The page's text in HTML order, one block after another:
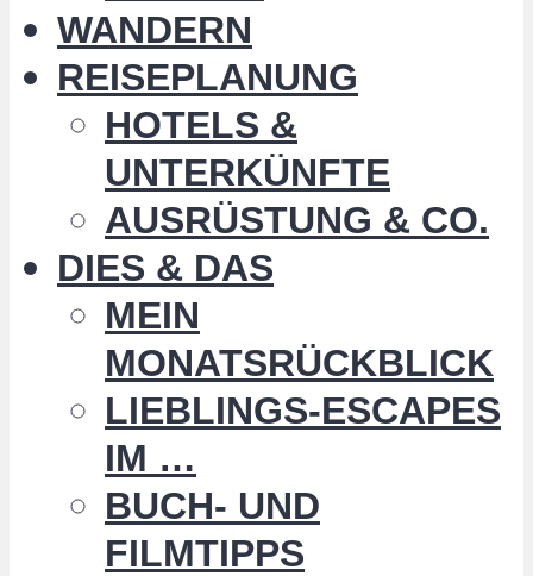
WANDERN
REISEPLANUNG
HOTELS &
UNTERKÜNFTE
AUSRÜSTUNG & CO.
DIES & DAS
MEIN
MONATSRÜCKBLICK
LIEBLINGS-ESCAPES
IM …
BUCH- UND
FILMTIPPS